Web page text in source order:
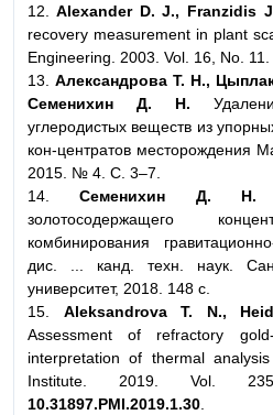
12.
Alexander D. J., Franzidis
recovery measurement in plant
Engineering. 2003. Vol. 16, No. 11.
13.
Александрова Т. Н.,
Семенихин Д. Н.
углеродистых веществ из
кон-центратов месторождения
2015. № 4. С. 3–7.
14.
Семенихин Д. Н.
золотосодержащего
комбинирования
дис. ... канд. техн. наук.
университет, 2018. 148 с.
15. Aleksandrova T. N.,
Assessment of refractory
interpretation of thermal
Institute. 2019. Vol.
10.31897.PMI.2019.1.30